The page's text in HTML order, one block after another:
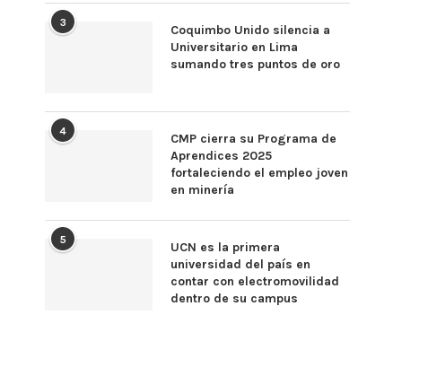
3
Coquimbo Unido silencia a
Universitario en Lima
sumando tres puntos de oro
4
CMP cierra su Programa de
Aprendices 2025
fortaleciendo el empleo joven
en minería
5
UCN es la primera
universidad del país en
contar con electromovilidad
dentro de su campus